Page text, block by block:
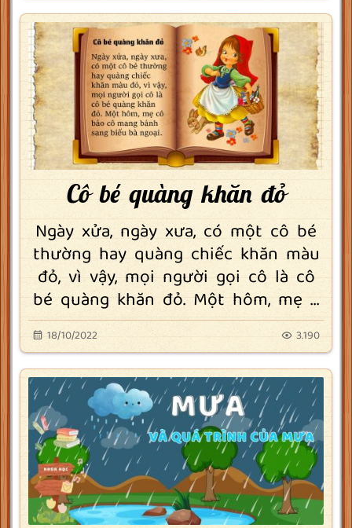
Cô bé quàng khăn đỏ
Ngày xửa, ngày xưa, có một cô bé
thường hay quàng chiếc khăn màu
đỏ, vì vậy, mọi người gọi cô là cô
bé quàng khăn đỏ. Một hôm, mẹ ...
18/10/2022 3.190